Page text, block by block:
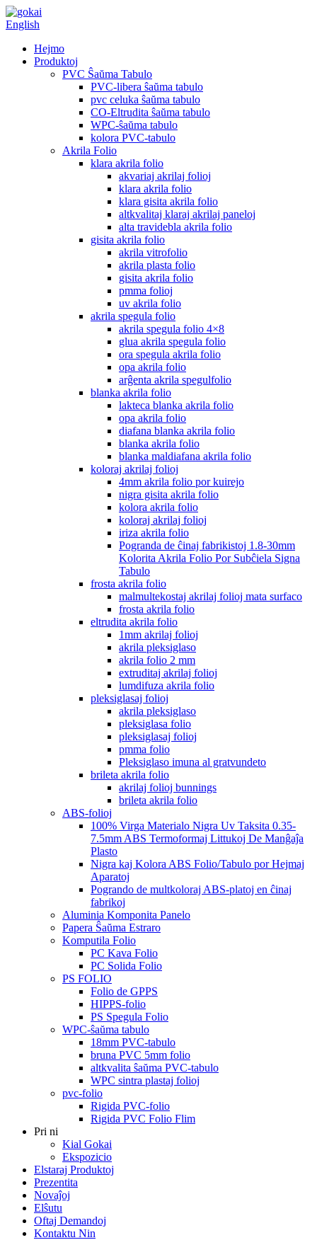
English
Hejmo
Produktoj
PVC Ŝaŭma Tabulo
PVC-libera ŝaŭma tabulo
pvc celuka ŝaŭma tabulo
CO-Eltrudita ŝaŭma tabulo
WPC-ŝaŭma tabulo
kolora PVC-tabulo
Akrila Folio
klara akrila folio
akvariaj akrilaj folioj
klara akrila folio
klara gisita akrila folio
altkvalitaj klaraj akrilaj paneloj
alta travidebla akrila folio
gisita akrila folio
akrila vitrofolio
akrila plasta folio
gisita akrila folio
pmma folioj
uv akrila folio
akrila spegula folio
akrila spegula folio 4×8
glua akrila spegula folio
ora spegula akrila folio
opa akrila folio
arĝenta akrila spegulfolio
blanka akrila folio
lakteca blanka akrila folio
opa akrila folio
diafana blanka akrila folio
blanka akrila folio
blanka maldiafana akrila folio
koloraj akrilaj folioj
4mm akrila folio por kuirejo
nigra gisita akrila folio
kolora akrila folio
koloraj akrilaj folioj
iriza akrila folio
Pogranda de ĉinaj fabrikistoj 1.8-30mm
Kolorita Akrila Folio Por Subĉiela Signa
Tabulo
frosta akrila folio
malmultekostaj akrilaj folioj mata surfaco
frosta akrila folio
eltrudita akrila folio
1mm akrilaj folioj
akrila pleksiglaso
akrila folio 2 mm
extruditaj akrilaj folioj
lumdifuza akrila folio
pleksiglasaj folioj
akrila pleksiglaso
pleksiglasa folio
pleksiglasaj folioj
pmma folio
Pleksiglaso imuna al gratvundeto
brileta akrila folio
akrilaj folioj bunnings
brileta akrila folio
ABS-folioj
100% Virga Materialo Nigra Uv Taksita 0.35-
7.5mm ABS Termoformaj Littukoj De Manĝaĵa
Plasto
Nigra kaj Kolora ABS Folio/Tabulo por Hejmaj
Aparatoj
Pogrando de multkoloraj ABS-platoj en ĉinaj
fabrikoj
Aluminia Komponita Panelo
Papera Ŝaŭma Estraro
Komputila Folio
PC Kava Folio
PC Solida Folio
PS FOLIO
Folio de GPPS
HIPPS-folio
PS Spegula Folio
WPC-ŝaŭma tabulo
18mm PVC-tabulo
bruna PVC 5mm folio
altkvalita ŝaŭma PVC-tabulo
WPC sintra plastaj folioj
pvc-folio
Rigida PVC-folio
Rigida PVC Folio Flim
Pri ni
Kial Gokai
Ekspozicio
Elstaraj Produktoj
Prezentita
Novaĵoj
Elŝutu
Oftaj Demandoj
Kontaktu Nin